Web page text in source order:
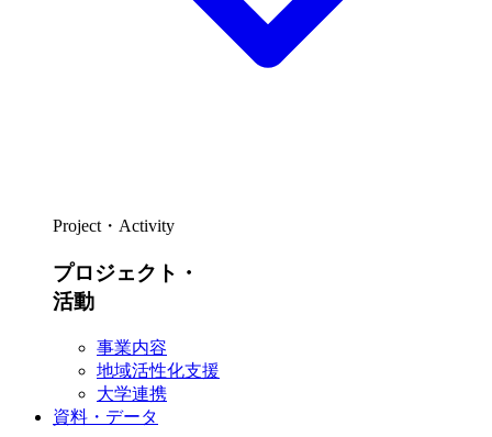
Project・Activity
プロジェクト・
活動
事業内容
地域活性化支援
大学連携
資料・データ